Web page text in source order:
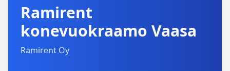
Ramirent
konevuokraamo Vaasa
Ramirent Oy